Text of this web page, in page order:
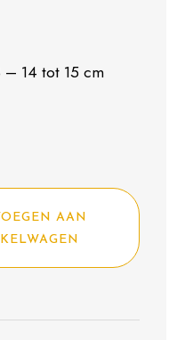
– 14 tot 15 cm
AAN